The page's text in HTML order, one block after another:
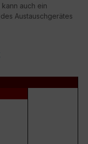
auch ein
Austauschgerätes